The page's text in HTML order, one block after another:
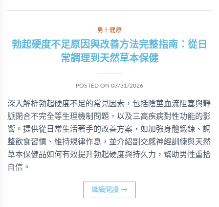
男士健康
勃起硬度不足原因與改善方法完整指南：從日
常調理到天然草本保健
POSTED ON 07/31/2026
深入解析勃起硬度不足的常見因素，包括陰莖血流阻塞與靜
脈閉合不完全等生理機制問題，以及三高疾病對性功能的影
響。提供從日常生活著手的改善方案，如加強身體鍛鍊、調
整飲食習慣、維持規律作息，並介紹副交感神經訓練與天然
草本保健品如何有效提升勃起硬度與持久力，幫助男性重拾
自信。
繼續閱讀 →